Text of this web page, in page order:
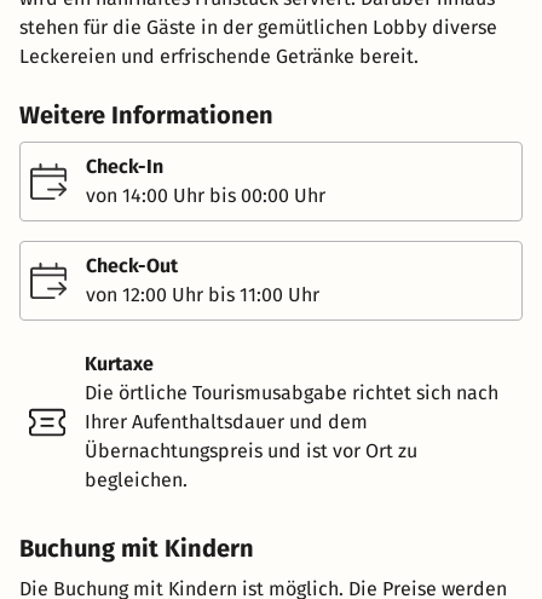
stehen für die Gäste in der gemütlichen Lobby diverse
Leckereien und erfrischende Getränke bereit.
Weitere Informationen
Check-In
von 14:00 Uhr bis 00:00 Uhr
Check-Out
von 12:00 Uhr bis 11:00 Uhr
Kurtaxe
Die örtliche Tourismusabgabe richtet sich nach
Ihrer Aufenthaltsdauer und dem
Übernachtungspreis und ist vor Ort zu
begleichen.
Buchung mit Kindern
Die Buchung mit Kindern ist möglich. Die Preise werden